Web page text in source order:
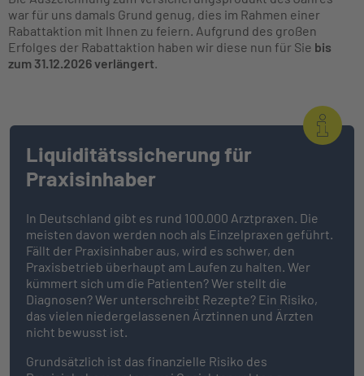
war für uns damals Grund genug, dies im Rahmen einer
Rabattaktion mit Ihnen zu feiern. Aufgrund des großen
Erfolges der Rabattaktion haben wir diese nun für Sie bis
zum 31.12.2026 verlängert
Liquiditätssicherung für
Praxisinhaber
In Deutschland gibt es rund 100.000 Arztpraxen. Die
meisten davon werden noch als Einzelpraxen geführt.
Fällt der Praxisinhaber aus, wird es schwer, den
Praxisbetrieb überhaupt am Laufen zu halten. Wer
kümmert sich um die Patienten? Wer stellt die
Diagnosen? Wer unterschreibt Rezepte? Ein Risiko,
das vielen niedergelassenen Ärztinnen und Ärzten
nicht bewusst ist.
Grundsätzlich ist das finanzielle Risiko des